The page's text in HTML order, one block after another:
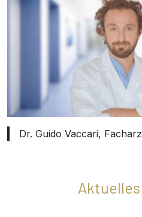
Dr. Guido Vaccari,
Aktuelles